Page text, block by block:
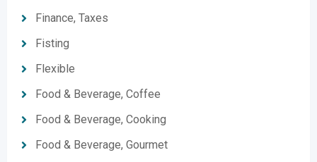
Finance, Taxes
Fisting
Flexible
Food & Beverage, Coffee
Food & Beverage, Cooking
Food & Beverage, Gourmet